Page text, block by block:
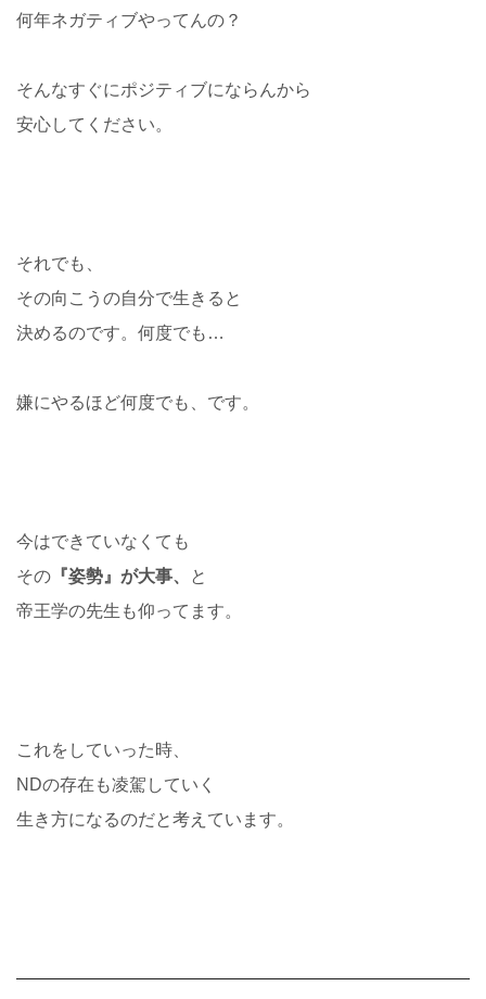
何年ネガティブやってんの？
そんなすぐにポジティブにならんから
安心してください。
それでも、
その向こうの自分で生きると
決めるのです。何度でも…
嫌にやるほど何度でも、です。
今はできていなくても
その 『姿勢』が大事、
と
帝王学の先生も仰ってます。
これをしていった時、
NDの存在も凌駕していく
生き方になるのだと考えています。